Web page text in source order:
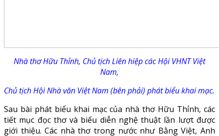
Nhà thơ Hữu Thỉnh, Chủ tịch Liên hiệp các Hội VHNT Việt
Nam,
Chủ tịch Hội Nhà văn Việt Nam (bên phải) phát biểu khai mạc.
Sau bài phát biểu khai mạc của nhà thơ Hữu Thỉnh, các
tiết mục đọc thơ và biểu diễn nghệ thuật lần lượt được
giới thiệu. Các nhà thơ trong nước như Bằng Việt, Anh